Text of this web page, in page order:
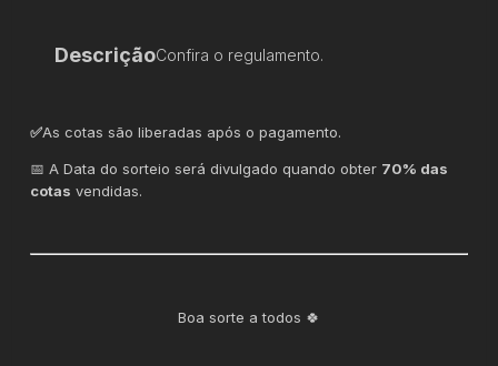
DescriçãoConfira o regulamento.
✅As cotas são liberadas após o pagamento.
📅 A Data do sorteio será divulgado quando obter 70% das
cotas vendidas.
Boa sorte a todos 🍀